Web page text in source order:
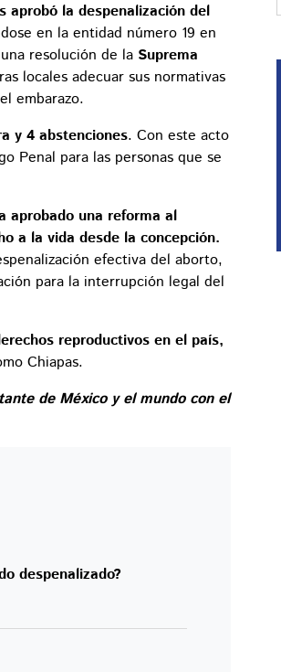
aprobó la despenalización del
en la entidad número 19 en
resolución de la Suprema
locales adecuar sus normativas
embarazo.
y 4 abstenciones. Con este acto
Penal para las personas que se
aprobado una reforma al
a la vida desde la concepción.
efectiva del aborto,
para la interrupción legal del
reproductivos en el país,
Chiapas.
de México y el mundo con el
despenalizado?